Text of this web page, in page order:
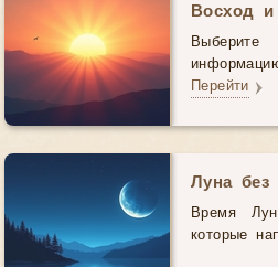
Восход
Перейти
Луна без
Время
которые